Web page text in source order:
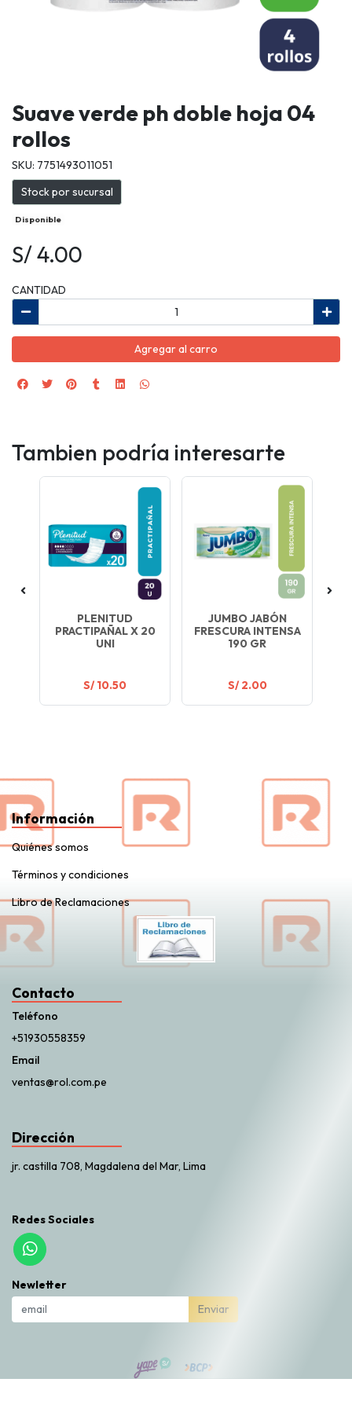
Suave verde ph doble hoja 04
rollos
SKU: 7751493011051
Stock por sucursal
Disponible
S/ 4.00
CANTIDAD
Agregar al carro
Tambien podría interesarte
PLENITUD
PRACTIPAÑAL X 20
UNI
S/ 10.50
JUMBO JABÓN
FRESCURA INTENSA
190 GR
S/ 2.00
Información
Quiénes somos
Términos y condiciones
Libro de Reclamaciones
Contacto
Teléfono
+51930558359
Email
ventas@rol.com.pe
Dirección
jr. castilla 708, Magdalena del Mar, Lima
Redes Sociales
Newletter
Enviar